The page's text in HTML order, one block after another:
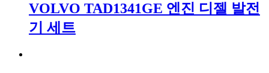
VOLVO TAD1341GE 엔진 디젤 발전
기 세트